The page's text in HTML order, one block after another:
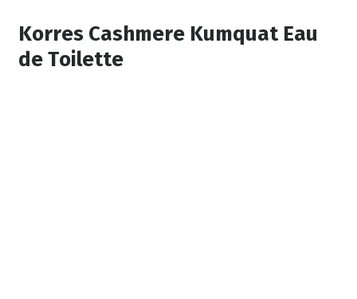
Korres Cashmere Kumquat Eau
de Toilette